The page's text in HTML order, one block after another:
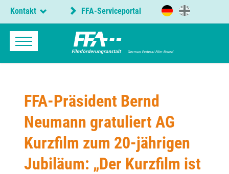
Kontakt FFA-Serviceportal
FFA-Präsident Bernd
Neumann gratuliert AG
Kurzfilm zum 20-jährigen
Jubiläum: „Der Kurzfilm ist